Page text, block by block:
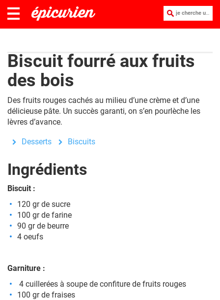
je cherche une recette :
Biscuit fourré aux fruits
des bois
Des fruits rouges cachés au milieu d’une crème et d’une
délicieuse pâte. Un succès garanti, on s’en pourlèche les
lèvres d’avance.
Desserts Biscuits
Ingrédients
Biscuit :
120 gr de sucre
100 gr de farine
90 gr de beurre
4 oeufs
Garniture :
4 cuillerées à soupe de confiture de fruits rouges
100 gr de fraises